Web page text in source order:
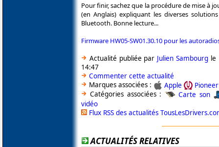
Pour finir, sachez que la procédure de mise à
(en Anglais) expliquant les diverses
Bluetooth. Bonne lecture...
Firmware HW05-SW01.30.10 pour les
Actualité publiée par Julien Sambourg le
14:47
Commenter cette actualité
Marques associées :
Apple
Pioneer
Catégories associées :
Carte son
vidéo
Flux RSS des actualités
ACTUALITÉS RELATIVES